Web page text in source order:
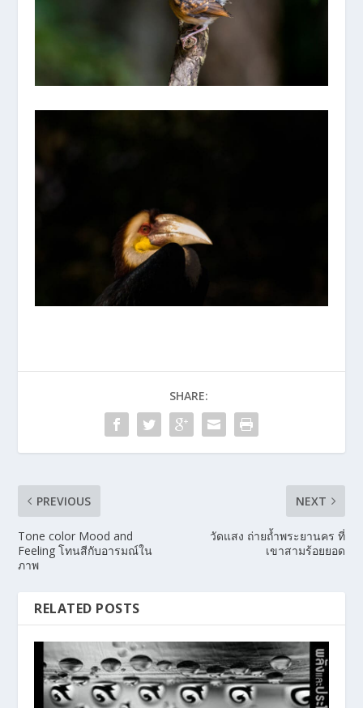
SHARE:
PREVIOUS
Tone color Mood and
Feeling โทนสีกับอารมณ์ใน
ภาพ
NEXT
วัดแสง ถ่ายถ้ำพระยานคร ที่
เขาสามร้อยยอด
RELATED POSTS